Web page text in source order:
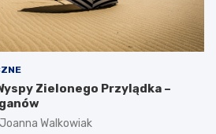
Zielonego Przylądka –
Joanna Walkowiak